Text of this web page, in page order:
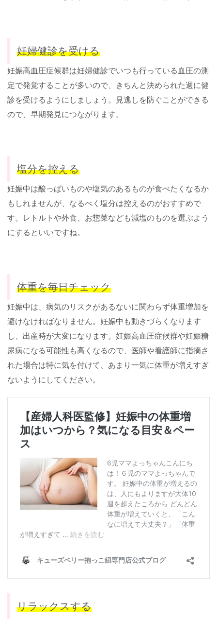
妊婦健診を受ける
妊娠高血圧症候群は妊婦健診でいつも行っている血圧の測
定で発覚することが多いので、きちんと決められた週に健
診を受けるようにしましょう。見逃しを防ぐことができる
ので、早期発見につながります。
塩分を控える
妊娠中は酸っぱいものや塩気のあるものが食べたくなるか
もしれませんが、なるべく塩分は控えるのがおすすめで
す。レトルトや外食、お惣菜なども減塩のものを選ぶよう
にするといいですね。
体重を毎日チェック
妊娠中は、病気のリスクがあるないに関わらず体重増加を
避けなければなりません。妊娠中も動きづらくなります
し、出産時が大変になります。妊娠高血圧症候群や妊娠糖
尿病になる可能性も高くなるので、医師や看護師に指摘さ
れた場合は特に気を付けて、あまり一気に体重が増えすぎ
ないようにしてください。
リラックスする